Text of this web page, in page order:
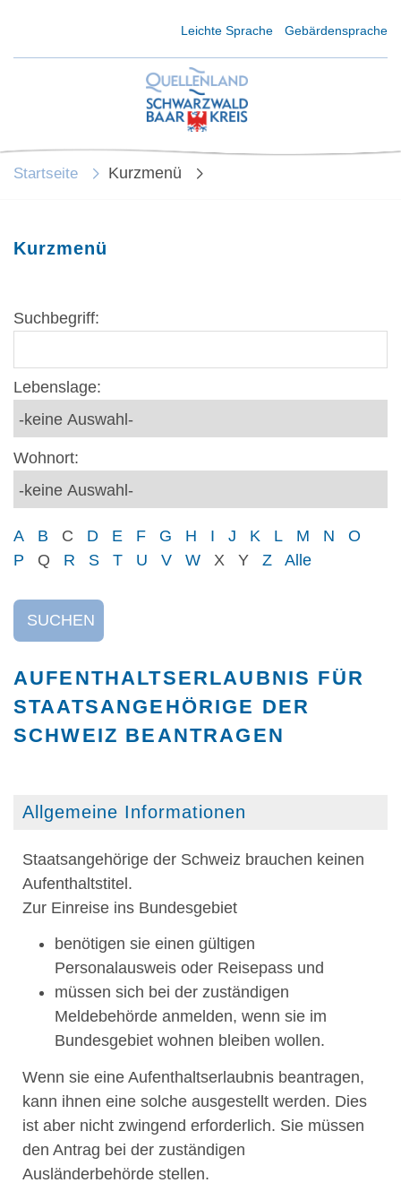
Leichte Sprache Gebärdensprache
Startseite Kurzmenü
Kurzmenü
Suchbegriff:
Lebenslage:
Wohnort:
A B C D E F G H I J K L M N
O
P
Q R S T U V W X Y Z Alle
SUCHEN
AUFENTHALTSERLAUBNIS FÜR
STAATSANGEHÖRIGE DER
SCHWEIZ BEANTRAGEN
Allgemeine Informationen
Staatsangehörige der Schweiz brauchen keinen
Aufenthaltstitel.
Zur Einreise ins Bundesgebiet
benötigen sie einen gültigen
Personalausweis oder Reisepass und
müssen sich bei der zuständigen
Meldebehörde anmelden, wenn sie im
Bundesgebiet wohnen bleiben wollen.
Wenn sie eine Aufenthaltserlaubnis beantragen,
kann ihnen eine solche ausgestellt werden. Dies
ist aber nicht zwingend erforderlich. Sie müssen
den Antrag bei der zuständigen
Ausländerbehörde stellen.